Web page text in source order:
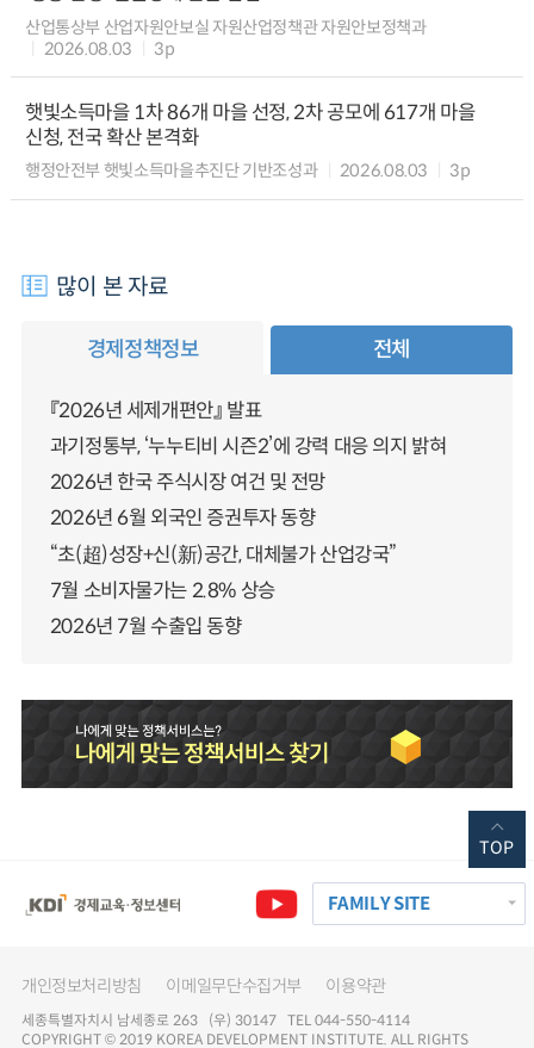
산업통상부 산업자원안보실 자원산업정책관 자원안보정책과
2026.08.03
3p
햇빛소득마을 1차 86개 마을 선정, 2차 공모에 617개 마을
신청, 전국 확산 본격화
행정안전부 햇빛소득마을추진단 기반조성과 2026.08.03 3p
많이 본 자료
경제정책정보 전체
『2026년 세제개편안』 발표
과기정통부, ‘누누티비 시즌2’에 강력 대응 의지 밝혀
2026년 한국 주식시장 여건 및 전망
2026년 6월 외국인 증권투자 동향
“초(超)성장+신(新)공간, 대체불가 산업강국”
7월 소비자물가는 2.8% 상승
2026년 7월 수출입 동향
FAMILY SITE
개인정보처리방침 이메일무단수집거부 이용약관
세종특별자치시 남세종로 263 (우) 30147 TEL 044-550-4114
COPYRIGHT © 2019 KOREA DEVELOPMENT INSTITUTE. ALL RIGHTS
TOP